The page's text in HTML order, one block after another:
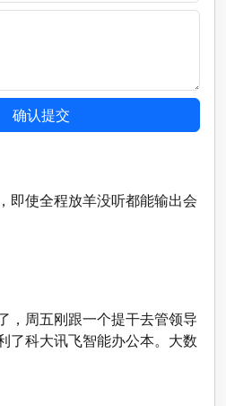
即使全程放羊没听都能输出会
，周五刚跟一个提干去管领导
了科大讯飞智能办公本。大数